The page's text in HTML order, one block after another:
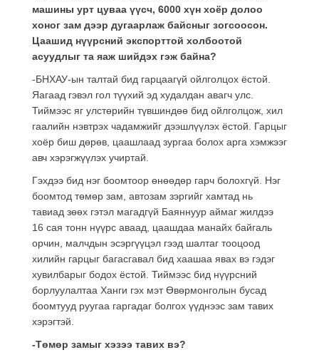
машины урт цуваа үүсч, 6000 хүн хоёр долоо
хоног зам дээр дугаарлаж байсныг зогсоосон.
Цаашид нүүрсний экспорттой холбоотой
асуудлыг та яаж шийдэх гэж байна?
-БНХАУ-ын талтай бид гарцаагүй ойлголцох ёстой.
Яагаад гэвэл гол түүхий эд худалдан авагч улс.
Тиймээс яг улстөрийн түвшиндөө бид ойлголцож, хил
гаалийн нэвтрэх чадамжийг дээшлүүлэх ёстой. Гарцыг
хоёр биш дөрөв, цаашлаад зургаа болох арга хэмжээг
авч хэрэгжүүлэх учиртай.
Гэхдээ бид нэг боомтоор өнөөдөр гарч болохгүй. Нэг
боомтод төмөр зам, автозам зэргийг хамтад нь
тавиад зөөх гэтэл магадгүй Баяннуур аймаг жилдээ
16 сая тонн нүүрс аваад, цаашдаа манайх байгаль
орчин, малчдын эсэргүүцэл гээд шалтаг тооцоод
хилийн гарцыг багасгавал бид хаашаа явах вэ гэдэг
хувилбарыг бодох ёстой. Тиймээс бид нүүрсний
борлуулалтаа Ханги гэх мэт Өвөрмонголын бусад
боомтууд руугаа гаргадаг болгох үүднээс зам тавих
хэрэгтэй.
-Төмөр замыг хэзээ тавих вэ?